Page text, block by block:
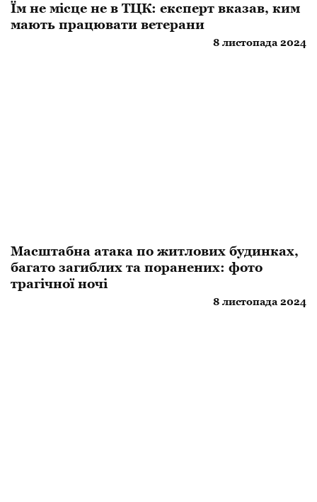
Їм не місце не в ТЦК: експерт вказав, ким
мають працювати ветерани
8 листопада 2024
Масштабна атака по житлових будинках,
багато загиблих та поранених: фото
трагічної ночі
8 листопада 2024